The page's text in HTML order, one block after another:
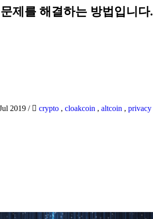
제를 해결하는 방법입니다.
2019 / crypto , cloakcoin , altcoin , privacy